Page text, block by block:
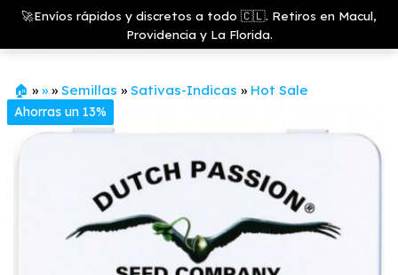
Saltar
contenido
🚀Envíos rápidos y discretos a todo 🇨🇱. Retiros en Macul,
Providencia y La Florida.
Growshop
& LED
Store
🏠 » » » Semillas » Sativas-Indicas » Hot Sale
Ahorras un 13%